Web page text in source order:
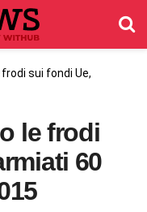
sui fondi Ue,
le frodi
60